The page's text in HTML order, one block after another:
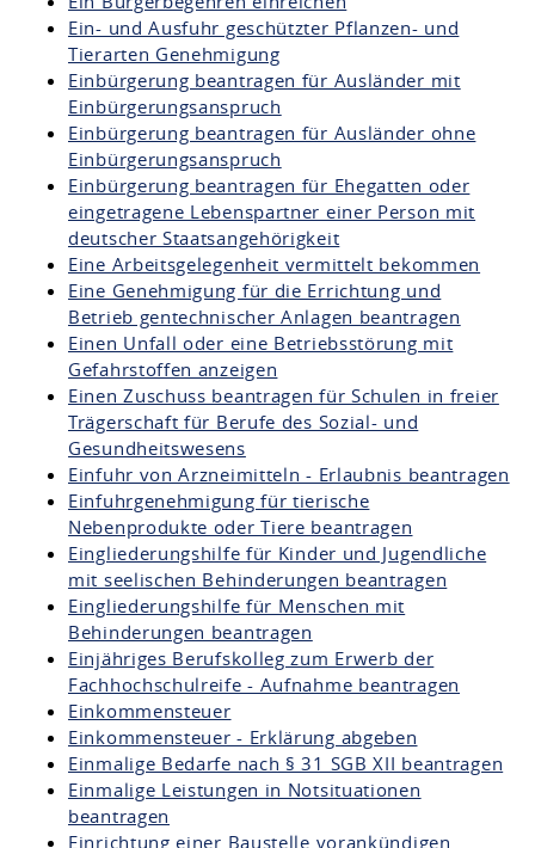
Ein- und Ausfuhr geschützter Pflanzen- und
Tierarten Genehmigung
Einbürgerung beantragen für Ausländer mit
Einbürgerungsanspruch
Einbürgerung beantragen für Ausländer ohne
Einbürgerungsanspruch
Einbürgerung beantragen für Ehegatten oder
eingetragene Lebenspartner einer Person mit
deutscher Staatsangehörigkeit
Eine Arbeitsgelegenheit vermittelt bekommen
Eine Genehmigung für die Errichtung und
Betrieb gentechnischer Anlagen beantragen
Einen Unfall oder eine Betriebsstörung mit
Gefahrstoffen anzeigen
Einen Zuschuss beantragen für Schulen in freier
Trägerschaft für Berufe des Sozial- und
Gesundheitswesens
Einfuhr von Arzneimitteln - Erlaubnis beantragen
Einfuhrgenehmigung für tierische
Nebenprodukte oder Tiere beantragen
Eingliederungshilfe für Kinder und Jugendliche
mit seelischen Behinderungen beantragen
Eingliederungshilfe für Menschen mit
Behinderungen beantragen
Einjähriges Berufskolleg zum Erwerb der
Fachhochschulreife - Aufnahme beantragen
Einkommensteuer
Einkommensteuer - Erklärung abgeben
Einmalige Bedarfe nach § 31 SGB XII beantragen
Einmalige Leistungen in Notsituationen
beantragen
Einrichtung einer Baustelle vorankündigen